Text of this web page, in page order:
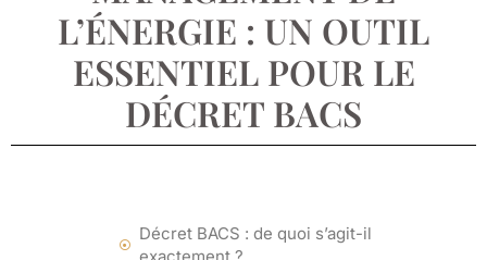
L’ÉNERGIE : UN OUTIL
ESSENTIEL POUR LE
DÉCRET BACS
Décret BACS : de quoi s’agit-il